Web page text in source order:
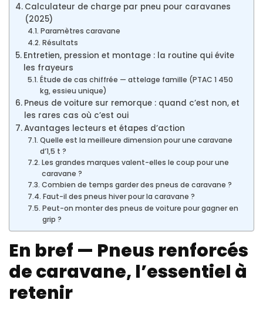
Calculateur de charge par pneu pour caravanes
(2025)
Paramètres caravane
Résultats
Entretien, pression et montage : la routine qui évite
les frayeurs
Étude de cas chiffrée — attelage famille (PTAC 1 450
kg, essieu unique)
Pneus de voiture sur remorque : quand c’est non, et
les rares cas où c’est oui
Avantages lecteurs et étapes d’action
Quelle est la meilleure dimension pour une caravane
d’1,5 t ?
Les grandes marques valent-elles le coup pour une
caravane ?
Combien de temps garder des pneus de caravane ?
Faut-il des pneus hiver pour la caravane ?
Peut-on monter des pneus de voiture pour gagner en
grip ?
En bref — Pneus renforcés
de caravane, l’essentiel à
retenir